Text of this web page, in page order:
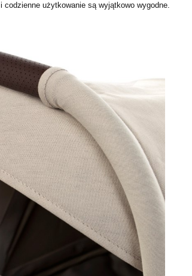
użytkowanie są wyjątkowo wygodne.